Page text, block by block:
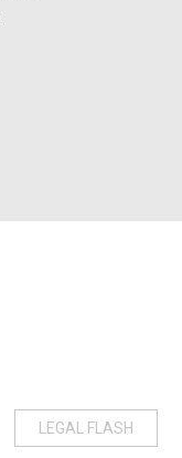
LEGAL FLASH